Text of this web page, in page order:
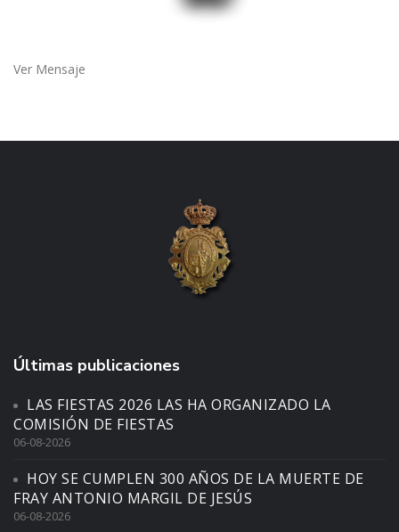
Ver Mensaje
Últimas publicaciones
LAS FIESTAS 2026 LAS HA ORGANIZADO LA
COMISIÓN DE FIESTAS
06-08-2026
HOY SE CUMPLEN 300 AÑOS DE LA MUERTE DE
FRAY ANTONIO MARGIL DE JESÚS
06-08-2026